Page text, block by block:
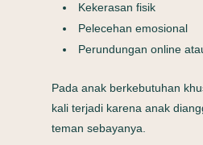
Kekerasan fisik
Pelecehan emosional
Perundungan online
Pada anak berkebutuhan
kali terjadi karena anak
teman sebayanya.